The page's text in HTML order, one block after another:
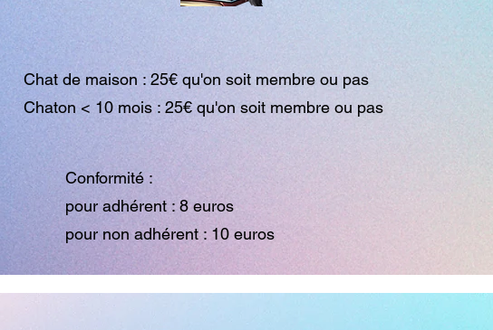
Chat de maison : 25€ qu'on soit membre ou pas
Chaton < 10 mois : 25€ qu'on soit membre ou pas
Conformité :
pour adhérent : 8 euros
pour non adhérent : 10 euros
: 10 euros l'année